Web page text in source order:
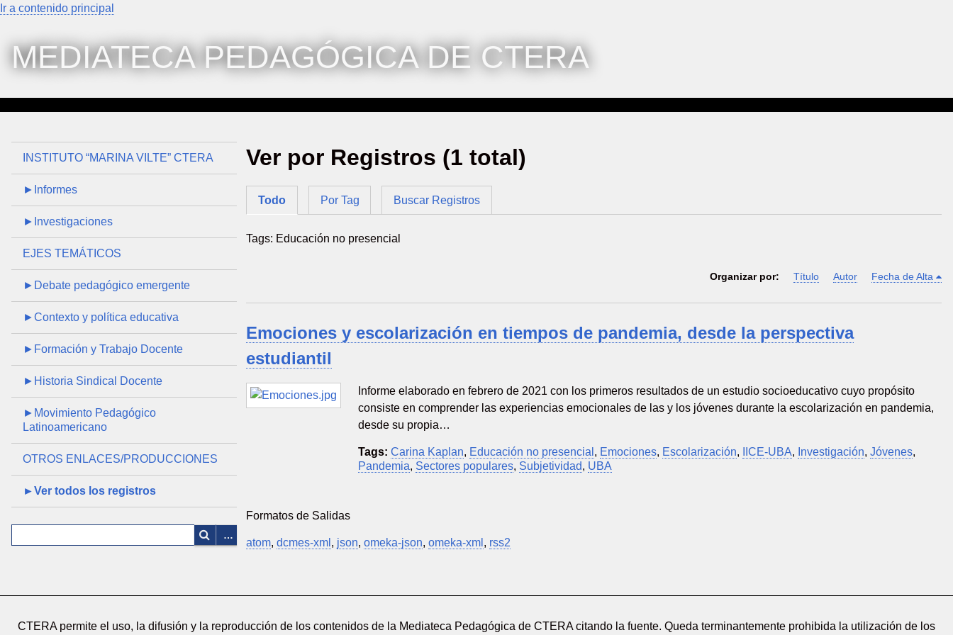
Ir a contenido principal
MEDIATECA PEDAGÓGICA DE CTERA
INSTITUTO “MARINA VILTE” CTERA
►Informes
►Investigaciones
EJES TEMÁTICOS
►Debate pedagógico emergente
►Contexto y política educativa
►Formación y Trabajo Docente
►Historia Sindical Docente
►Movimiento Pedagógico
Latinoamericano
OTROS ENLACES/PRODUCCIONES
►Ver todos los registros
Ver por Registros (1 total)
Todo Por Tag Buscar Registros
Tags: Educación no presencial
Organizar por: Título Autor Fecha de Alta
Emociones y escolarización en tiempos de pandemia, desde la perspectiva
estudiantil
Informe elaborado en febrero de 2021 con los primeros resultados de un estudio socioeducativo cuyo propósito
consiste en comprender las experiencias emocionales de las y los jóvenes durante la escolarización en pandemia,
desde su propia…
Tags: Carina Kaplan, Educación no presencial , Emociones, Escolarización, IICE-UBA, Investigación,Jóvenes,
Pandemia, Sectores populares, Subjetividad, UBA
Formatos de Salidas
atom,dcmes-xml , json,omeka-json,omeka-xml , rss2
CTERA permite el uso, la difusión y la reproducción de los contenidos de la Mediateca Pedagógica de CTERA citando la fuente. Queda terminantemente prohibida la utilización de los